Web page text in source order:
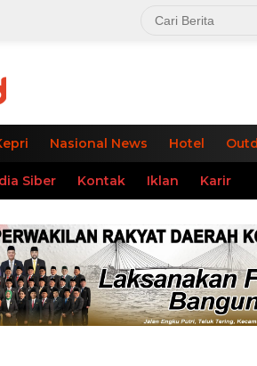
Nasional News Hotel
Siber Kontak Iklan Karir